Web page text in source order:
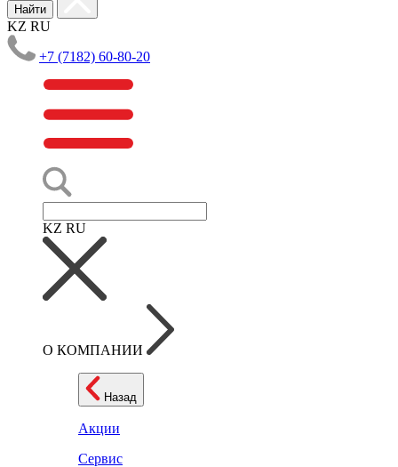
Найти
KZ RU
+7 (7182) 60-80-20
KZ RU
О КОМПАНИИ
Назад
Акции
Сервис